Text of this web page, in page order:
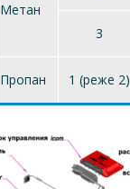
Метан
3
Пропан 1 (реже 2)